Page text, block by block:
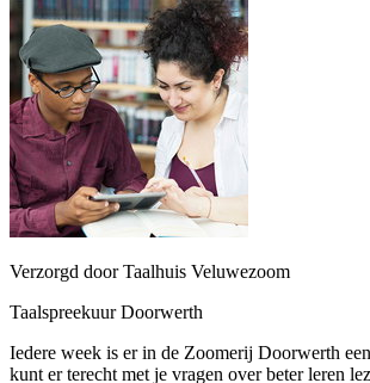
Verzorgd door Taalhuis Veluwezoom
Taalspreekuur Doorwerth
Iedere week is er in de Zoomerij Doorwerth
kunt er terecht met je vragen over beter leren